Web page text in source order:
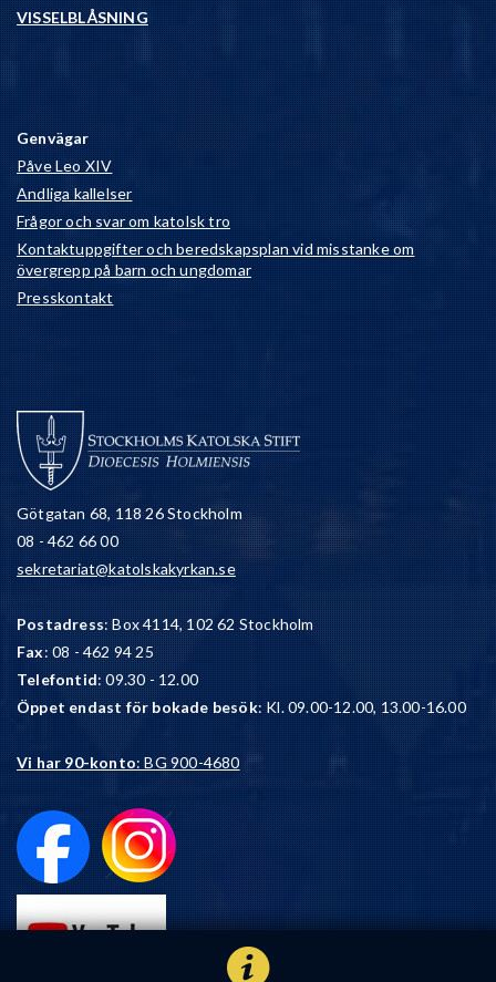
VISSELBLÅSNING
Genvägar
Påve Leo XIV
Andliga kallelser
Frågor och svar om katolsk tro
Kontaktuppgifter och beredskapsplan vid misstanke om
övergrepp på barn och ungdomar
Presskontakt
Götgatan 68, 118 26 Stockholm
08 - 462 66 00
sekretariat@katolskakyrkan.se
Postadress: Box 4114, 102 62 Stockholm
Fax: 08 - 462 94 25
Telefontid: 09.30 - 12.00
Öppet endast för bokade besök: Kl. 09.00-12.00, 13.00-16.00
Vi har 90-konto: BG 900-4680